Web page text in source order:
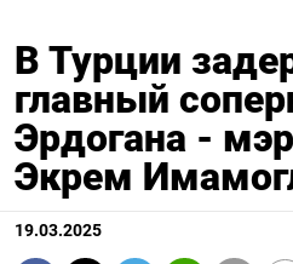
В Турции
главный
Эрдогана -
Экрем
19.03.2025